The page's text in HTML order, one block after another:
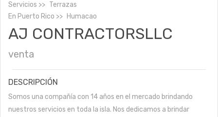
Servicios
Terrazas
En Puerto Rico Humacao
AJ CONTRACTORSLLC
venta
DESCRIPCIÓN
Somos una compañía con 14 años en el mercado brindando
nuestros servicios en toda la isla. Nos dedicamos a brindar